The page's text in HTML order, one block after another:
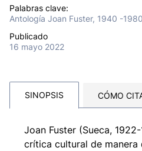
Palabras clave:
Antología Joan Fuster, 1940 -
Publicado
16 mayo 2022
SINOPSIS CÓMO
Joan Fuster (Sueca,
crítica cultural de